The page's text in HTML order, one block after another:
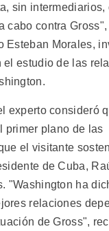
sin intermediarios,
cabo contra
Esteban Morales,
estudio de las
experto consideró
primer plano de las
el visitante
de Cuba,
"Washington ha
relaciones
de Gross",